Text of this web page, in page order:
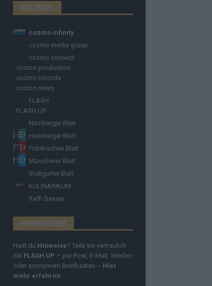
NETZWERK
cozmo infinity
cozmo media group
cozmo connect
cozmo production
cozmo records
cozmo news
FLASH
FLASH UP
Nürnberger Blatt
Hamburger Blatt
Fränkisches Blatt
Münchener Blatt
Stuttgarter Blatt
KULINARIKUM.
Raffi Gasser
HINWEISGEBER
Hast du Hinweise? Teile sie vertraulich
mit FLASH UP – per Post, E-Mail, Telefon
oder anonymem Briefkasten – Hier
mehr erfahren.